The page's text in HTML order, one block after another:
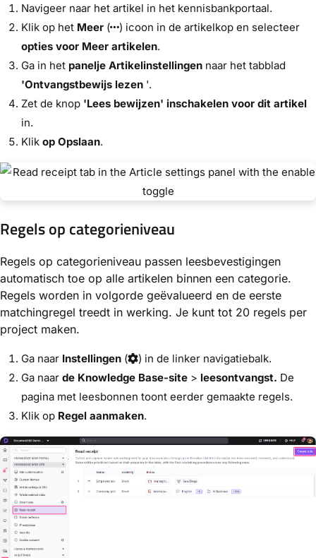
Navigeer naar het artikel in het kennisbankportaal.
Klik op het Meer (
) icoon in de artikelkop en selecteer
opties voor Meer artikelen.
Ga in het panelje Artikelinstellingen naar het tabblad
'Ontvangstbewijs lezen '.
Zet de knop 'Lees bewijzen' inschakelen voor dit artikel
in.
Klik op Opslaan.
Regels op categorieniveau
Regels op categorieniveau passen leesbevestigingen
automatisch toe op alle artikelen binnen een categorie.
Regels worden in volgorde geëvalueerd en de eerste
matchingregel treedt in werking. Je kunt tot 20 regels per
project maken.
Ga naar Instellingen (
) in de linker navigatiebalk.
Ga naar de Knowledge Base-site > leesontvangst. De
pagina met leesbonnen toont eerder gemaakte regels.
Klik op Regel aanmaken.